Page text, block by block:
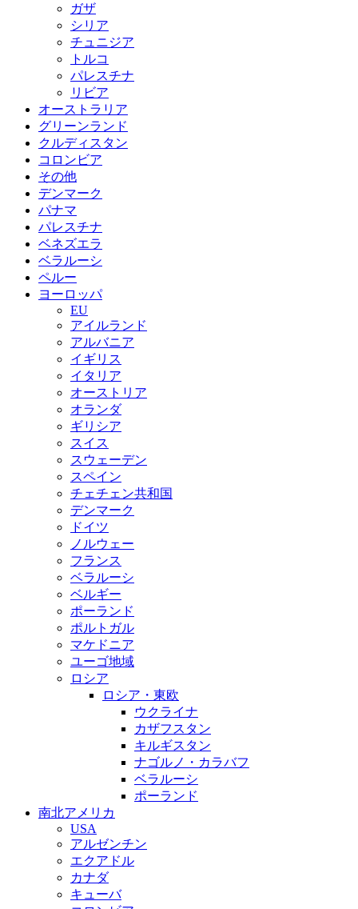
ガザ
シリア
チュニジア
トルコ
パレスチナ
リビア
オーストラリア
グリーンランド
クルディスタン
コロンビア
その他
デンマーク
パナマ
パレスチナ
ベネズエラ
ベラルーシ
ペルー
ヨーロッパ
EU
アイルランド
アルバニア
イギリス
イタリア
オーストリア
オランダ
ギリシア
スイス
スウェーデン
スペイン
チェチェン共和国
デンマーク
ドイツ
ノルウェー
フランス
ベラルーシ
ベルギー
ポーランド
ポルトガル
マケドニア
ユーゴ地域
ロシア
ロシア・東欧
ウクライナ
カザフスタン
キルギスタン
ナゴルノ・カラバフ
ベラルーシ
ポーランド
南北アメリカ
USA
アルゼンチン
エクアドル
カナダ
キューバ